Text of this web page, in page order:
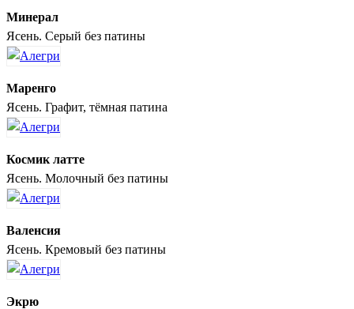
Минерал
Ясень. Серый без патины
Маренго
Ясень. Графит, тёмная патина
Космик латте
Ясень. Молочный без патины
Валенсия
Ясень. Кремовый без патины
Экрю